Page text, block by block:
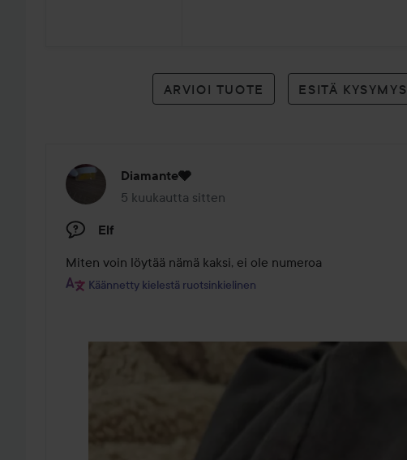
ARVIOI TUOTE ESITÄ KYSYMYS
Diamante🩶
5 kuukautta sitten
Viesti luotiin 5 kuukautta sitten
Elf
Miten voin löytää nämä kaksi, ei ole numeroa
Käännetty kielestä ruotsinkielinen